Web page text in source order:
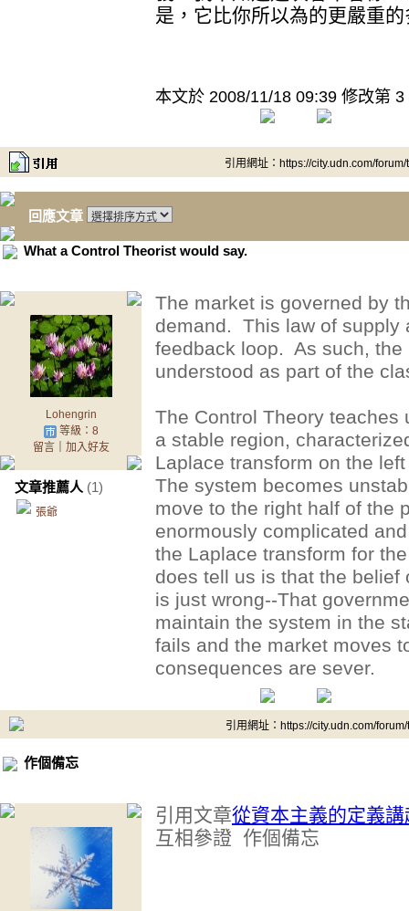
是，它比你所以為的更嚴重的
本文於 2008/11/18 09:39 修改第 3
引用網址：https://city.udn.com/
回應文章
What a Control Theorist would say.
Lohengrin
等級：8
留言｜ 加入好友
文章推薦人 (1)
張爺
The market is governed by
demand. This law of supply
feedback loop. As such,
understood as part of the
The Control Theory
a stable region,
Laplace transform on the
The system becomes
move to the right half of the
enormously complicated
the Laplace transform for
does tell us is that the
is just wrong--That
maintain the system in the
fails and the market moves
consequences are sever.
引用網址：https://city.udn.com/
作個備忘
引用文章從資本主義的定義講
互相參證 作個備忘